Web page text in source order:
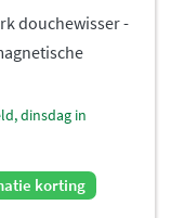
douchewisser -
korting